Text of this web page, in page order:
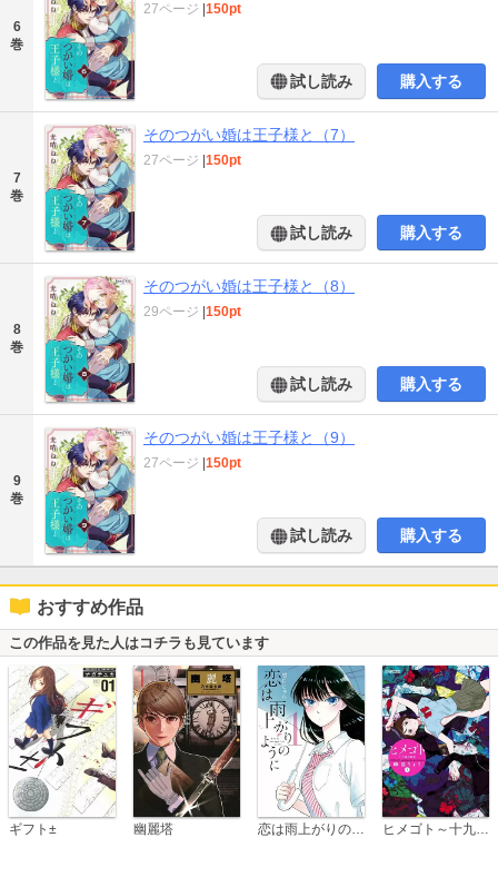
6
巻
27ページ 150pt
試し読み 購入する
7
巻
そのつがい婚は王子様と（7）
27ページ 150pt
試し読み 購入する
8
巻
そのつがい婚は王子様と（8）
29ページ 150pt
試し読み 購入する
9
巻
そのつがい婚は王子様と（9）
27ページ 150pt
試し読み 購入する
おすすめ作品
この作品を見た人はコチラも見ています
ギフト± 幽麗塔 恋は雨上がりのように ヒメゴト～十九歳の制服～